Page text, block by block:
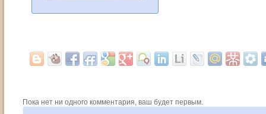
Пока нет ни одного комментария, ваш будет первым.